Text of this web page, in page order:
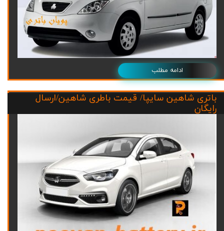
ادامه مطلب
باتری شاهین سایپا/ قیمت باطری شاهین/ارسال
رایگان